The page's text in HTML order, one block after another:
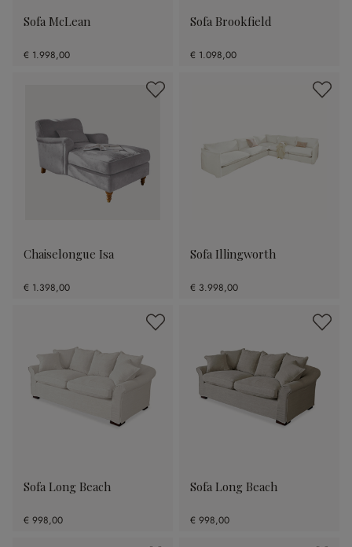
Sofa McLean
€ 1.998,00
Sofa Brookfield
€ 1.098,00
Chaiselongue Isa
€ 1.398,00
Sofa Illingworth
€ 3.998,00
Sofa Long Beach
€ 998,00
Sofa Long Beach
€ 998,00